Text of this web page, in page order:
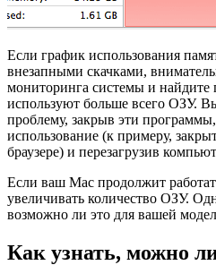
Если график использования
внезапными скачками,
мониторинга системы и
используют больше всего ОЗУ.
проблему, закрыв эти
использование (к примеру,
браузере) и перезагрузив
Если ваш Mac продолжит
увеличивать количество ОЗУ.
возможно ли это для вашей
Как узнать, можно